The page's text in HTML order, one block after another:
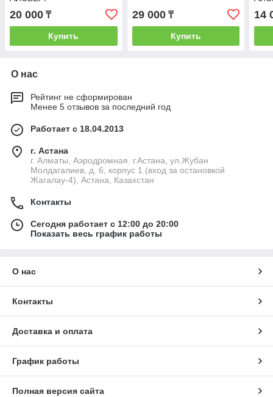
20 000 ₸
Купить
29 000₸
Купить
14
О нас
Рейтинг не сформирован
Менее 5 отзывов за последний год
Работает с 18.04.2013
г. Астана
г. Алматы, Аэродромная. г.Астана, ул.Жубан
Молдагалиев, д. 6, корпус 1.(вход за остановкой
Жагалау-4), Астана, Казахстан
Контакты
Сегодня работает с 12:00 до 20:00
Показать весь график работы
О нас
Контакты
Доставка и оплата
График работы
Полная версия сайта